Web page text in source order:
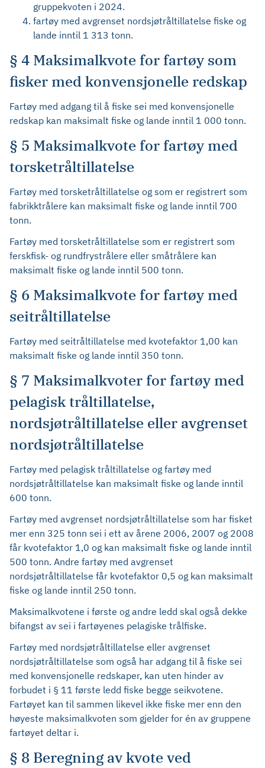
gruppekvoten i 2024.
fartøy med avgrenset nordsjøtråltillatelse fiske og
lande inntil 1 313 tonn.
§ 4 Maksimalkvote for fartøy som
fisker med konvensjonelle redskap
Fartøy med adgang til å fiske sei med konvensjonelle
redskap kan maksimalt fiske og lande inntil 1 000 tonn.
§ 5 Maksimalkvote for fartøy med
torsketråltillatelse
Fartøy med torsketråltillatelse og som er registrert som
fabrikktrålere kan maksimalt fiske og lande inntil 700
tonn.
Fartøy med torsketråltillatelse som er registrert som
ferskfisk- og rundfrystrålere eller småtrålere kan
maksimalt fiske og lande inntil 500 tonn.
§ 6 Maksimalkvote for fartøy med
seitråltillatelse
Fartøy med seitråltillatelse med kvotefaktor 1,00 kan
maksimalt fiske og lande inntil 350 tonn.
§ 7 Maksimalkvoter for fartøy med
pelagisk tråltillatelse,
nordsjøtråltillatelse eller avgrenset
nordsjøtråltillatelse
Fartøy med pelagisk tråltillatelse og fartøy med
nordsjøtråltillatelse kan maksimalt fiske og lande inntil
600 tonn.
Fartøy med avgrenset nordsjøtråltillatelse som har fisket
mer enn 325 tonn sei i ett av årene 2006, 2007 og 2008
får kvotefaktor 1,0 og kan maksimalt fiske og lande inntil
500 tonn. Andre fartøy med avgrenset
nordsjøtråltillatelse får kvotefaktor 0,5 og kan maksimalt
fiske og lande inntil 250 tonn.
Maksimalkvotene i første og andre ledd skal også dekke
bifangst av sei i fartøyenes pelagiske trålfiske.
Fartøy med nordsjøtråltillatelse eller avgrenset
nordsjøtråltillatelse som også har adgang til å fiske sei
med konvensjonelle redskaper, kan uten hinder av
forbudet i § 11 første ledd fiske begge seikvotene.
Fartøyet kan til sammen likevel ikke fiske mer enn den
høyeste maksimalkvoten som gjelder for én av gruppene
fartøyet deltar i.
§ 8 Beregning av kvote ved